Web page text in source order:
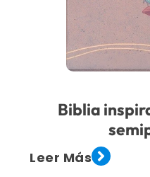
Biblia
Leer Más